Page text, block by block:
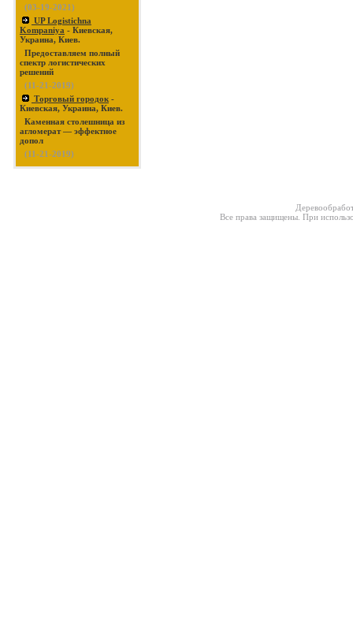
(03-19-2021)
UP Logistichna
Kompaniya - Киевская,
Украина, Киев.
Предоставляем полный
спектр логистических
решений
(11-21-2019)
Торговый городок -
Киевская, Украина, Киев.
Каменная столешница из
агломерат — эффектное
допол
(11-21-2019)
Все права защищены. При